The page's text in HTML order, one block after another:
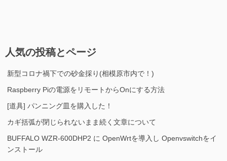
人気の投稿とページ
新型コロナ禍下での砂金採り(相模原市内で！)
Raspberry Piの電源をリモートからOnにする方法
[道具] パンニング皿を購入した！
カギ括弧が閉じられないまま続く文章について
BUFFALO WZR-600DHP2 に OpenWrtを導入し Openvswitchをイ
ンストール